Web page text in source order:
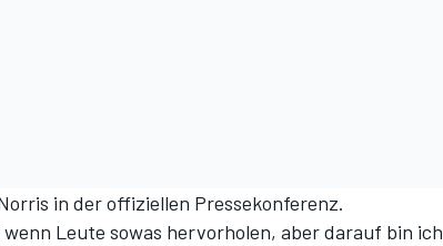
in der offiziellen Pressekonferenz.
Leute sowas hervorholen, aber darauf bin ich